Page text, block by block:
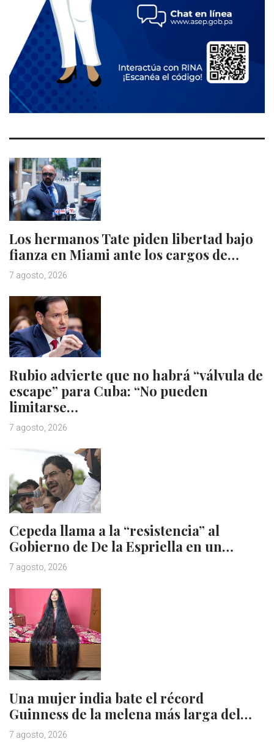
Los hermanos Tate piden libertad bajo
fianza en Miami ante los cargos de…
7 agosto, 2026
Rubio advierte que no habrá “válvula de
escape” para Cuba: “No pueden
limitarse…
7 agosto, 2026
Cepeda llama a la “resistencia” al
Gobierno de De la Espriella en un…
7 agosto, 2026
Una mujer india bate el récord
Guinness de la melena más larga del…
7 agosto, 2026